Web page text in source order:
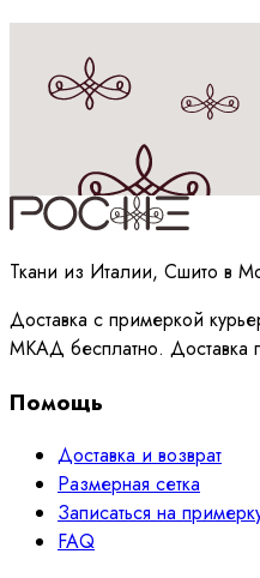
Принимаюполитику
Ткани из Италии, Сшито в
Доставка с примеркой
МКАД бесплатно. Доставка
Помощь
Доставка и возврат
Размерная сетка
Записаться на
FAQ